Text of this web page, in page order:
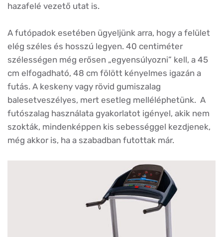
hazafelé vezető utat is.
A futópadok esetében ügyeljünk arra, hogy a felület
elég széles és hosszú legyen. 40 centiméter
szélességen még erősen „egyensúlyozni” kell, a 45
cm elfogadható, 48 cm fölött kényelmes igazán a
futás. A keskeny vagy rövid gumiszalag
balesetveszélyes, mert esetleg melléléphetünk. A
futószalag használata gyakorlatot igényel, akik nem
szokták, mindenképpen kis sebességgel kezdjenek,
még akkor is, ha a szabadban futottak már.